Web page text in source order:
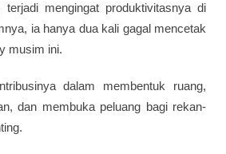
mengingat produktivitasnya di
ia hanya dua kali gagal mencetak
musim ini.
dalam membentuk ruang,
dan membuka peluang bagi rekan-